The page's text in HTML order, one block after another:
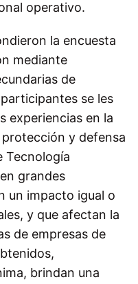
operativo.
la encuesta
mediante
de
se les
experiencias en la
y defensa
Tecnología
grandes
un impacto igual o
y que afectan la
de empresas de
brindan una